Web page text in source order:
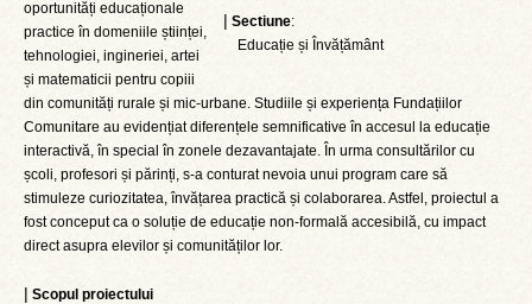
| Sectiune:
Educație și Învățământ
oportunități educaționale
practice în domeniile științei,
tehnologiei, ingineriei, artei
și matematicii pentru copiii
din comunități rurale și mic-urbane. Studiile și experiența Fundațiilor
Comunitare au evidențiat diferențele semnificative în accesul la educație
interactivă, în special în zonele dezavantajate. În urma consultărilor cu
școli, profesori și părinți, s-a conturat nevoia unui program care să
stimuleze curiozitatea, învățarea practică și colaborarea. Astfel, proiectul a
fost conceput ca o soluție de educație non-formală accesibilă, cu impact
direct asupra elevilor și comunităților lor.
| Scopul proiectului